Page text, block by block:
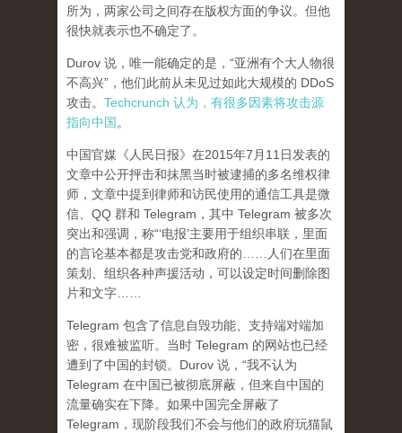
所为，两家公司之间存在版权方面的争议。但他
很快就表示也不确定了。
Durov 说，唯一能确定的是，“亚洲有个大人物很
不高兴”，他们此前从未见过如此大规模的 DDoS
攻击。 Techcrunch 认为，有很多因素将攻击源
指向中国 。
中国官媒《人民日报》在2015年7月11日发表的
文章中公开抨击和抹黑当时被逮捕的多名维权律
师，文章中提到律师和访民使用的通信工具是微
信、QQ 群和 Telegram，其中 Telegram 被多次
突出和强调，称“‘电报’主要用于组织串联，里面
的言论基本都是攻击党和政府的……人们在里面
策划、组织各种声援活动，可以设定时间删除图
片和文字……
Telegram 包含了信息自毁功能、支持端对端加
密，很难被监听。当时 Telegram 的网站也已经
遭到了中国的封锁。Durov 说，“我不认为
Telegram 在中国已被彻底屏蔽，但来自中国的
流量确实在下降。如果中国完全屏蔽了
Telegram，现阶段我们不会与他们的政府玩猫鼠